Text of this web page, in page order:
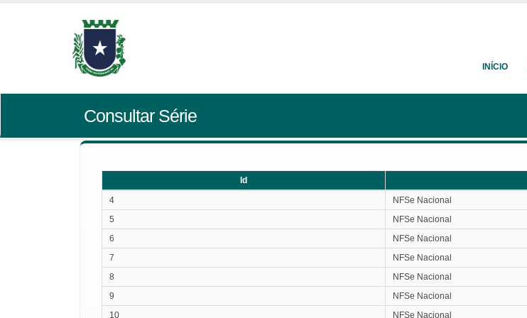
INÍCIO
Consultar Série
Id
4
NFSe Nacional
5
NFSe Nacional
6
NFSe Nacional
7
NFSe Nacional
8
NFSe Nacional
9
NFSe Nacional
10
NFSe Nacional